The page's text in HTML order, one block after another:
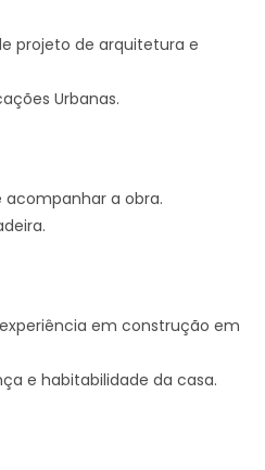
projeto de arquitetura e
Urbanas.
a obra.
em construção em
e habitabilidade da casa.